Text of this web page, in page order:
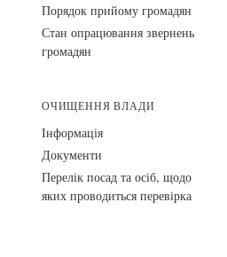
Порядок прийому громадян
Стан опрацювання звернень
громадян
ОЧИЩЕННЯ ВЛАДИ
Інформація
Документи
Перелік посад та осіб, щодо
яких проводиться перевірка